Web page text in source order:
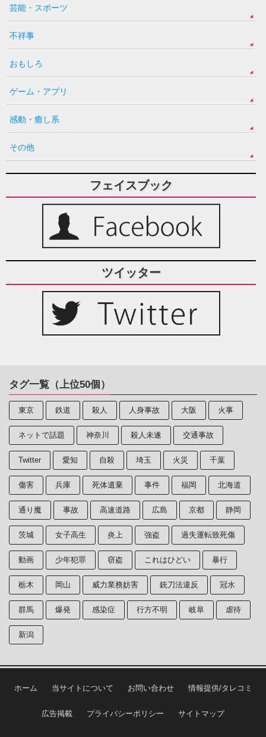
芸能・スポーツ
不祥事
おもしろ
ゲーム・アプリ
感動・癒し系
その他
フェイスブック
ツイッター
タグ一覧（上位50個）
東京 鉄道 殺人 人身事故 大阪 火事
ネットで話題 神奈川 殺人未遂 交通事故
Twitter 愛知 自殺 埼玉 火災 千葉
傷害 兵庫 死体遺棄 事件 福岡 北海道
通り魔 事故 高速道路 広島 京都 静岡
茨城 女子高生 炎上 強盗 過失運転致死傷
動画 少年犯罪 窃盗 これはひどい 暴行
栃木 岡山 威力業務妨害 銃刀法違反 冠水
群馬 爆発 感染症 行方不明 岐阜 虐待
新潟
ホーム 当サイトについて お問い合わせ 情報提供/タレコミ
広告掲載 プライバシーポリシー サイトマップ